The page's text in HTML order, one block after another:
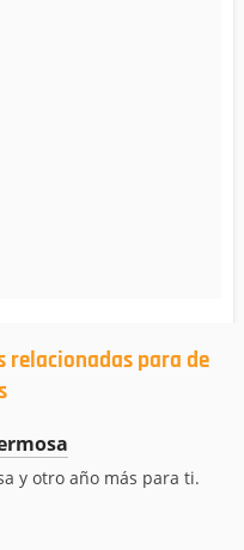
relacionadas para de
y otro año más para ti.